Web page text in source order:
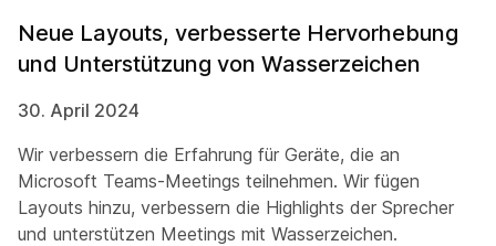
Neue Layouts, verbesserte Hervorhebung
und Unterstützung von Wasserzeichen
30. April 2024
Wir verbessern die Erfahrung für Geräte, die an
Microsoft Teams-Meetings teilnehmen. Wir fügen
Layouts hinzu, verbessern die Highlights der Sprecher
und unterstützen Meetings mit Wasserzeichen.